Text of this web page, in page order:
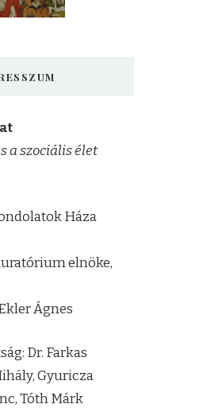
a szociális élet
Háza
elnöke,
Ágnes
Dr. Farkas
Gyuricza
Tóth Márk